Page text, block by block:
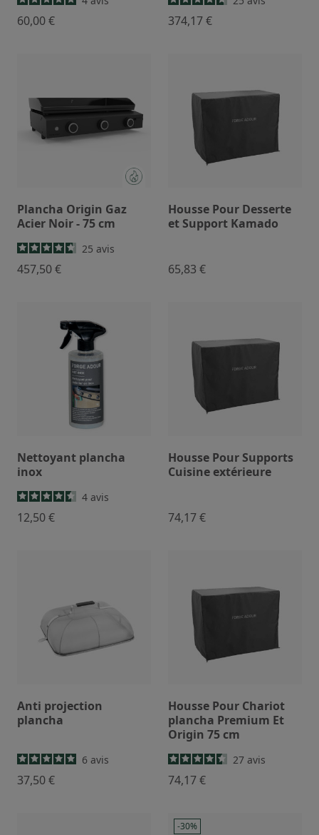
60,00 € 374,17 €
Plancha Origin Gaz
Acier Noir - 75 cm
25 avis
457,50 €
Housse Pour Desserte
et Support Kamado
65,83 €
Nettoyant plancha
inox
4 avis
12,50 €
Housse Pour Supports
Cuisine extérieure
74,17 €
Anti projection
plancha
6 avis
37,50 €
Housse Pour Chariot
plancha Premium Et
Origin 75 cm
27 avis
74,17 €
-30%